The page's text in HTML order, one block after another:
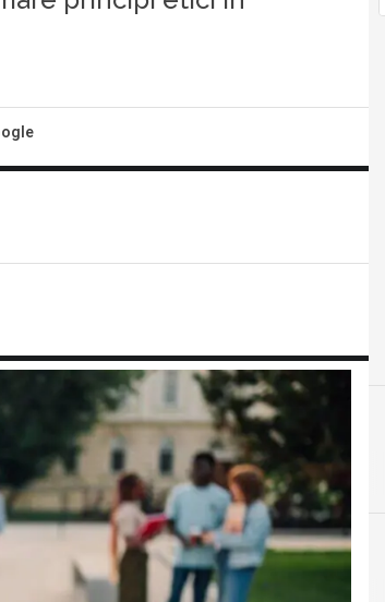
B
big data